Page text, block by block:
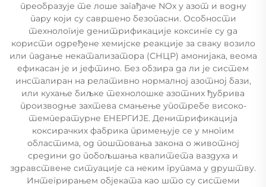
преобразује те лоше загађаче NOx у азот и водну
пару који су савршено безопасни. Особности
технологије денитрификације коксинге су да
користи одређене хемијске реакције за сваку возило
или падање некатализатора (СНЦР) амонијака, веома
ефикасан је и јефтино. Без обзира да ли је систем
инсталиран на релативно нормалној азотној бази,
или кухање биљке технолошке азотних ђубрива
производње захтева смањење употребе високо-
температурне ЕНЕРГИЈЕ. Денитрификација
коксирачких фабрика примењује се у многим
областима, од поштовања закона о животној
средини до побољшања квалитета ваздуха и
здравствене ситуације са неким групама у друштву.
Интегрирањем објеката као што су системи